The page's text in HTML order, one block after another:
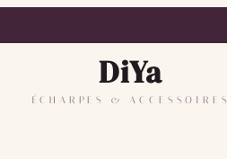
DiYa
ÉCHARPES & ACCESSOIRES